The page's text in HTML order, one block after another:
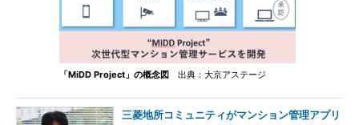
「MiDD Project」の概念図 出典：大京アステージ
三菱地所コミュニティがマンション管理アプリ